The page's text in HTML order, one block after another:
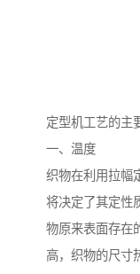
定型机工艺的主
一、温度
织物在利用拉幅
将决定了其定性
物原来表面存在
高，织物的尺寸